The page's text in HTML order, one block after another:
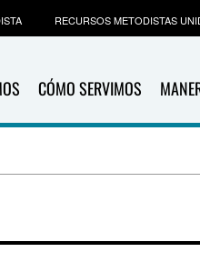
CÓMO SERVIMOS
RECURSOS METODISTAS